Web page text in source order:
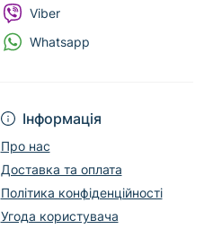
Інформація
Про нас
Доставка та оплата
Політика конфіденційності
Угода користувача
Viber
Whatsapp